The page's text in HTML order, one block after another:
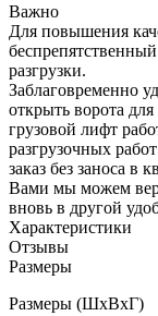
Важно
Для повышения
разгрузки.
Заблаговременно
открыть ворота
грузовой лифт
разгрузочных
заказ без заноса в
Вами мы можем
вновь в другой
Характеристики
Отзывы
Размеры
Размеры (ШхВхГ)